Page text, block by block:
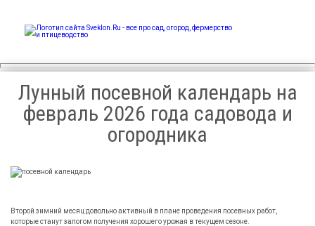
огород, фермерство и
птицеводство
Лунный посевной календарь на
февраль 2026 года садовода и
огородника
Второй зимний месяц довольно активный в плане проведения посевных работ,
которые станут залогом получения хорошего урожая в текущем сезоне.